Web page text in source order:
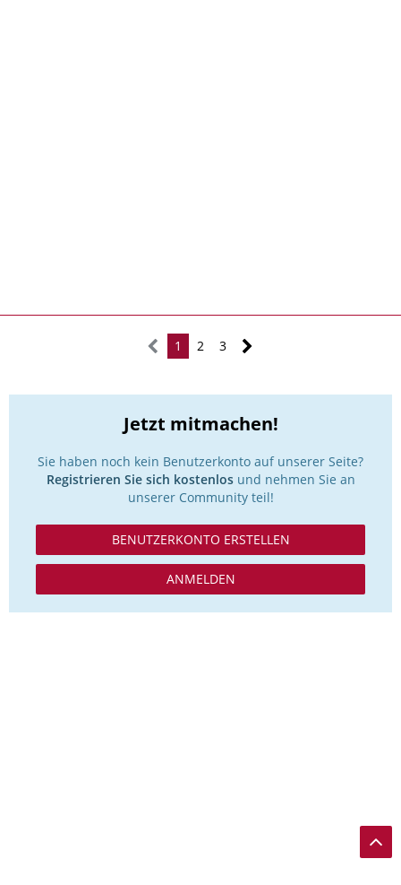
1 2 3
Jetzt mitmachen!
Sie haben noch kein Benutzerkonto auf unserer Seite?
Registrieren Sie sich kostenlosund nehmen Sie an
unserer Community teil!
BENUTZERKONTO ERSTELLEN
ANMELDEN